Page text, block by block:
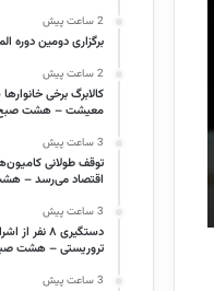
2 ساعت پیش
برگزاری دومین‌ دوره
2 ساعت پیش
کالابرگ برخی
معیشت – هشت
3 ساعت پیش
توقف طولانی
اقتصاد می‌رسد –
3 ساعت پیش
دستگیری
تروریستی – هشت
3 ساعت پیش